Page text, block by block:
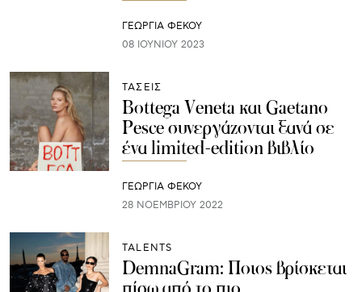
ΓΕΩΡΓΙΑ ΦΕΚΟΥ
08 ΙΟΥΝΊΟΥ 2023
ΤΑΣΕΙΣ
Bottega Veneta και Gaetano
Pesce συνεργάζονται ξανά σε
ένα limited-edition βιβλίο
ΓΕΩΡΓΙΑ ΦΕΚΟΥ
28 ΝΟΕΜΒΡΊΟΥ 2022
TALENTS
DemnaGram: Ποιος βρίσκεται